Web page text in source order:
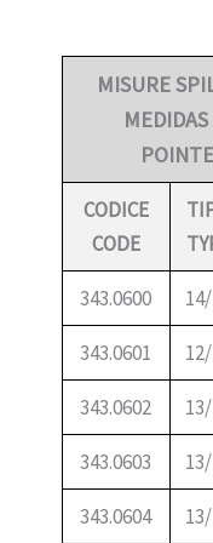
MISURE
CODICE
CODE
343.0600
343.0601
343.0602
343.0603
343.0604